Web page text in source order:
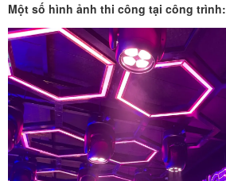
Một số hình ảnh thi công tại công trình: